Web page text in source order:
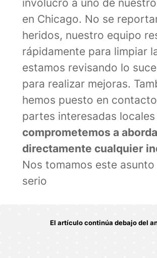
involucró a uno de
en Chicago. No se
heridos, nuestro equipo
rápidamente para limpiar
estamos revisando lo
para realizar mejoras.
hemos puesto en
partes interesadas locales
comprometemos a
directamente cualquier
Nos tomamos este asunto
serio